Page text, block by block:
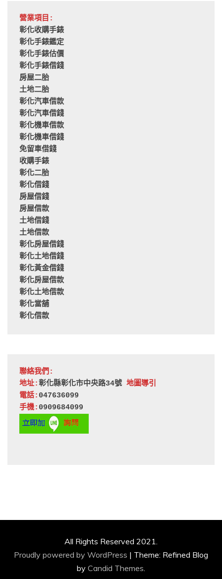
營業項目:
彰化收購手錶
彰化手錶鑑定
彰化手錶估價
彰化手錶借錢
房屋二胎
土地二胎
彰化汽車借款
彰化汽車借錢
彰化機車借款
彰化機車借錢
免留車借錢
收購手錶
彰化二胎
彰化借錢
房屋借錢
房屋借款
土地借錢
土地借款
彰化房屋借錢
彰化土地借錢
彰化黃金借錢
彰化房屋借款
彰化土地借款
彰化當舖
彰化借款
聯絡我們:
地址:彰化縣彰化市中央路34號 地圖導引
電話: 047636099
手機: 0909684099
All Rights Reserved 2021.
Proudly powered by WordPress | Theme: Refined Blog
by Candid Themes